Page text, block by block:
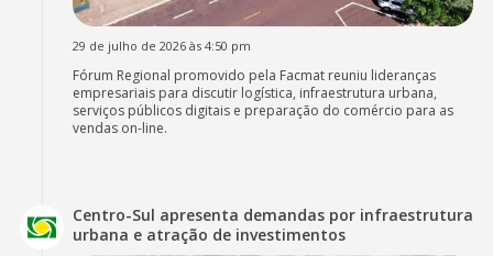
29 de julho de 2026 às 4:50 pm
Fórum Regional promovido pela Facmat reuniu lideranças
empresariais para discutir logística, infraestrutura urbana,
serviços públicos digitais e preparação do comércio para as
vendas on-line.
Centro-Sul apresenta demandas por infraestrutura
urbana e atração de investimentos